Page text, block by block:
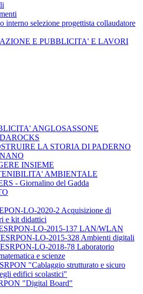
interno selezione progettista collaudatore
E PUBBLICITA' E LAVORI
ANGLOSASSONE
LA STORIA DI PADERNO
INSIEME
AMBIENTALE
- Giornalino del Gadda
LO-2020-2 Acquisizione di
e kit didattici
LO-2015-137 LAN/WLAN
LO-2015-328 Ambienti digitali
LO-2018-78 Laboratorio
e scienze
"Cablaggio strutturato e sicuro
edifici scolastici"
"Digital Board"